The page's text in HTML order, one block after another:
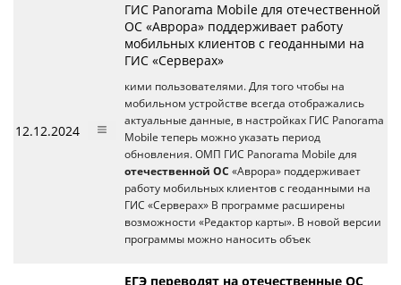
12.12.2024
ГИС Panorama Mobile для отечественной
ОС «Аврора» поддерживает работу
мобильных клиентов с геоданными на
ГИС «Серверах»
кими пользователями. Для того чтобы на
мобильном устройстве всегда отображались
актуальные данные, в настройках ГИС Panorama
Mobile теперь можно указать период
обновления. ОМП ГИС Panorama Mobile для
отечественной ОС «Аврора» поддерживает
работу мобильных клиентов с геоданными на
ГИС «Серверах» В программе расширены
возможности «Редактор карты». В новой версии
программы можно наносить объек
ЕГЭ переводят на отечественные ОС